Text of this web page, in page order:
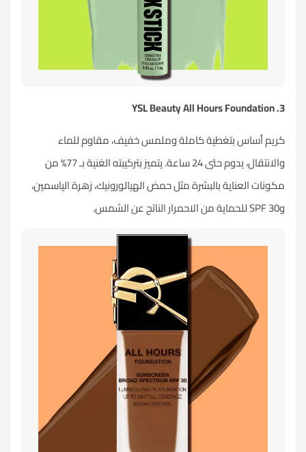
3. YSL Beauty All Hours Foundation
كريم أساس بتغطية كاملة وملمس خفيف، مقاوم للماء
والانتقال، يدوم حتى 24 ساعة. يتميز بتركيبته الغنية بـ 77% من
مكونات العناية بالبشرة مثل حمض الهيالورونيك، زهرة الياسمين،
وSPF 30 للحماية من الاحمرار الناتج عن الشمس.